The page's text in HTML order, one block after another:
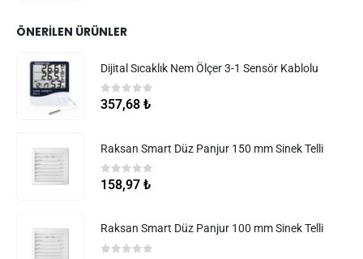
ÖNERILEN ÜRÜNLER
Dijital Sıcaklık Nem Ölçer 3-1 Sensör Kablolu
05 üzerinden
357,68 ₺
Raksan Smart Düz Panjur 150 mm Sinek Telli
0 5 üzerinden
158,97 ₺
Raksan Smart Düz Panjur 100 mm Sinek Telli